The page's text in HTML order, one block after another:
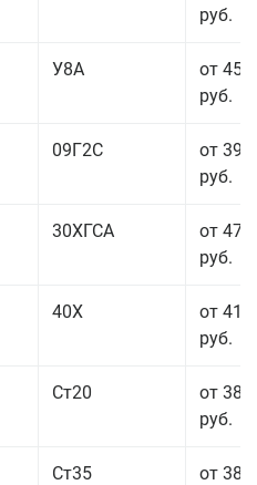
руб.
У8А
от 45
руб.
09Г2С
от 39
руб.
30ХГСА
от 47
руб.
40Х
от 41
руб.
Ст20
от 38
руб.
Ст35
от 38